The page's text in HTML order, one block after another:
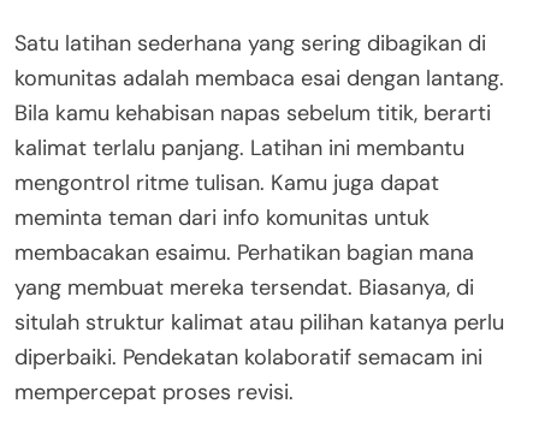
Satu latihan sederhana yang sering dibagikan di
komunitas adalah membaca esai dengan lantang.
Bila kamu kehabisan napas sebelum titik, berarti
kalimat terlalu panjang. Latihan ini membantu
mengontrol ritme tulisan. Kamu juga dapat
meminta teman dari info komunitas untuk
membacakan esaimu. Perhatikan bagian mana
yang membuat mereka tersendat. Biasanya, di
situlah struktur kalimat atau pilihan katanya perlu
diperbaiki. Pendekatan kolaboratif semacam ini
mempercepat proses revisi.